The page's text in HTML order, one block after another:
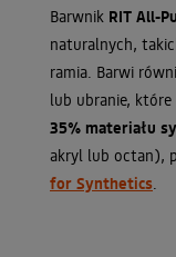
Barwnik RIT All-
naturalnych,
ramia. Barwi
lub ubranie,
35% materiału
akryl lub octan),
for Synthetics